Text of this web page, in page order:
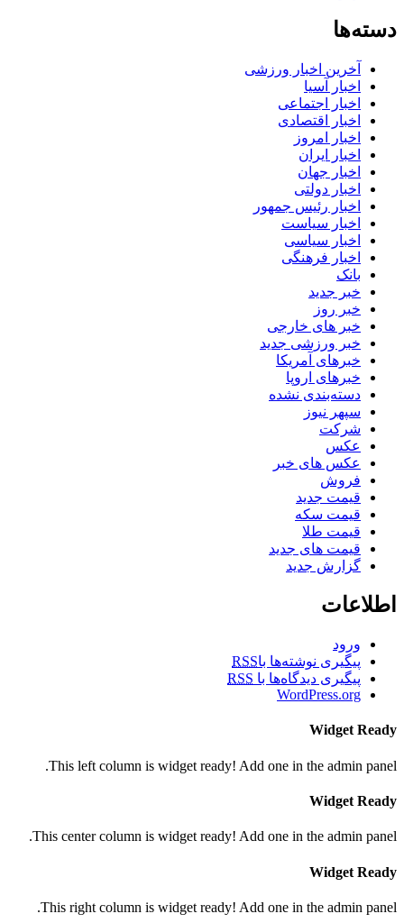
دسته‌ها
آخرین اخبار ورزشی
اخبار آسیا
اخبار اجتماعی
اخبار اقتصادی
اخبار امروز
اخبار ایران
اخبار جهان
اخبار دولتی
اخبار رئیس جمهور
اخبار سیاست
اخبار سیاسی
اخبار فرهنگی
بانک
خبر جدید
خبر روز
خبر های خارجی
خبر ورزشی جدید
خبرهای آمریکا
خبرهای اروپا
دسته‌بندی نشده
سپهر نیوز
شرکت
عکس
عکس های خبر
فروش
قیمت جدید
قیمت سکه
قیمت طلا
قیمت های جدید
گزارش جدید
اطلاعات
ورود
پیگیری نوشته‌ها باRSS
پیگیری دیدگاه‌ها با RSS
WordPress.org
Widget Ready
This left column is widget ready! Add one in the admin panel.
Widget Ready
This center column is widget ready! Add one in the admin panel.
Widget Ready
This right column is widget ready! Add one in the admin panel.